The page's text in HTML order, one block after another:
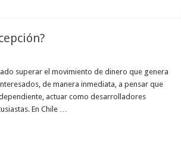
superar el movimiento de dinero que genera
de manera inmediata, a pensar que
actuar como desarrolladores
En Chile …